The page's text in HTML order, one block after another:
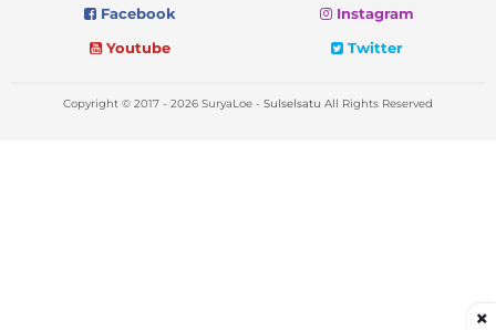
Facebook
Instagram
Youtube
Twitter
Copyright © 2017 - 2026 SuryaLoe - Sulselsatu All Rights Reserved
×